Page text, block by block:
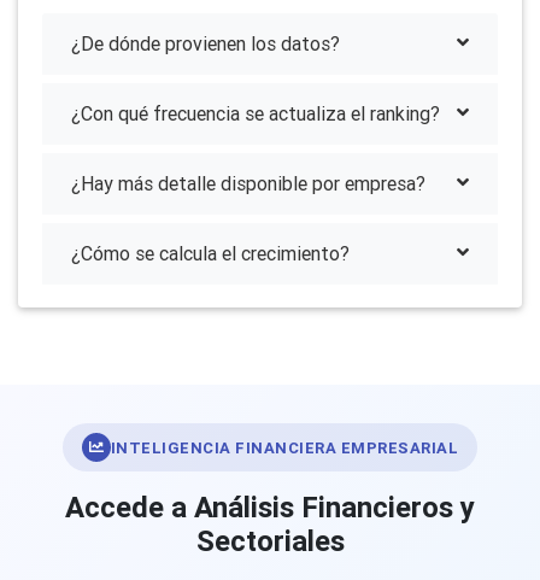
¿De dónde provienen los datos?
¿Con qué frecuencia se actualiza el ranking?
¿Hay más detalle disponible por empresa?
¿Cómo se calcula el crecimiento?
INTELIGENCIA FINANCIERA EMPRESARIAL
Accede a Análisis Financieros y
Sectoriales